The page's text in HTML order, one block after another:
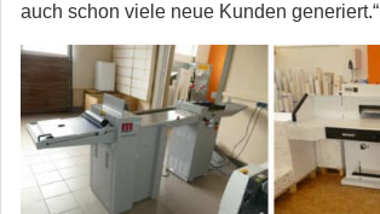
auch schon viele neue Kunden generiert.“